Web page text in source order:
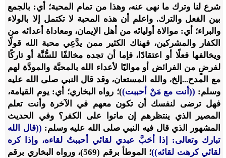
شرع لنا وترك ما نهى عنه، وهذا من تمام المحبة؛ أي: بالجمع
بين الفعل والترك. واعلم أن هذه المحبة لا تكتمل إلا بالولاء
والبراء؛ أي: موالاة أوليائه من أهل الإيمان، ومعاداة أعدائه من
الكفار والمشركين، فهناك الكثير ممن يدَّعِي محبة الله قولًا
ويخالفها فعلًا أو اعتقادًا، فإما أن تجده مخالفًا للسُّنَّة أو تاركًا
لفرضٍ من الفرائض أو مواليًا لأعداء الله بالمحبَّة والمودَّة لهم
مع المدح...إلخ، والله المستعان، وقد قال النبي صلى الله عليه
وسلم: ((أنت مع مَنْ أحببت))؛ رواه البخاري؛ أي: يوم القيامة،
فهل ترضى لنفسك أن تكون معهم في الآخرة وأنت تعلم
المصير الذي ينتظرهم إن ماتوا على الكفر؟ وفي الحديث
المشهور الذي قال فيه النبي صلى الله عليه وسلم: ((قال الله
تبارك وتعالى: إذا أحَبَّ عبدي لقائي أحببتُ لقاءه، وإذا كره
لقائي كرهت لقائه))
؛ الموطأ برقم (569)، ورواه البخاري برقم